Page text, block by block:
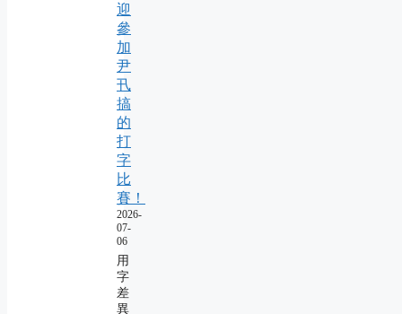
迎
參
加
尹
卂
搞
的
打
字
比
賽！
2026-
07-
06
用
字
差
異